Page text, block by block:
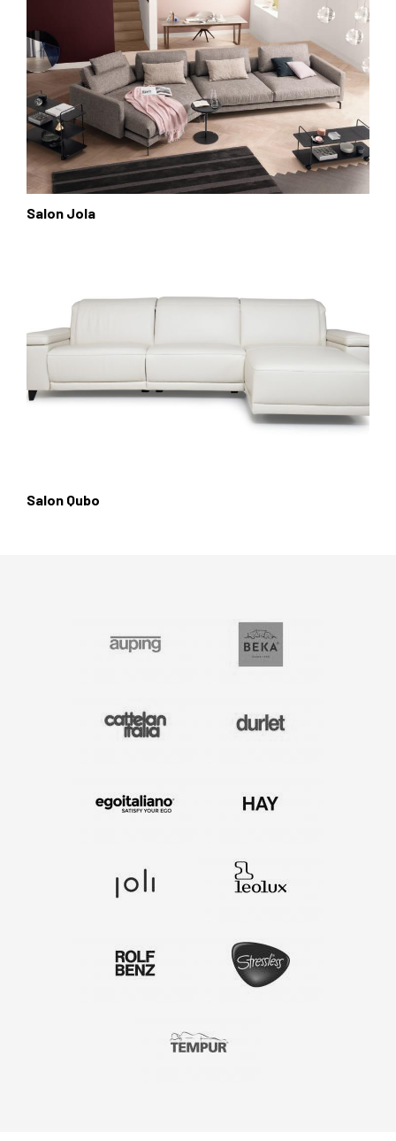
Salon Jola
Salon Qubo